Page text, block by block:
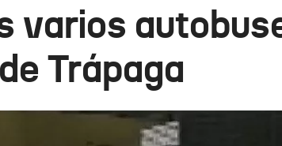
varios
Trápaga